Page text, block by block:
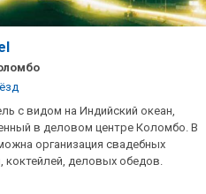
с видом на Индийский океан,
в деловом центре Коломбо. В
организация свадебных
коктейлей, деловых обедов.